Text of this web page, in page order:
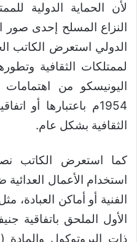
لأن الحماية الدولية
النزاع المسلح إحدى صور
الدولي استعرض الكاتب
لممتلكات الثقافية
اليونيسكو من اهتمامات
1954م باعتبارها أو
الثقافية بشكل عام.
كما استعرض الكاتب
استخدام الأعمال العدائية